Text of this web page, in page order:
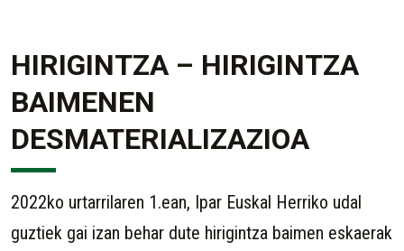
HIRIGINTZA – HIRIGINTZA
BAIMENEN
DESMATERIALIZAZIOA
2022ko urtarrilaren 1.ean, Ipar Euskal Herriko udal
guztiek gai izan behar dute hirigintza baimen eskaerak